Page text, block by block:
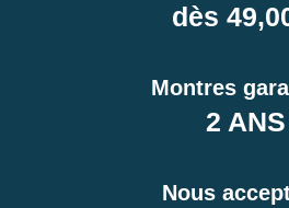
dès
Montres
2 ANS
Nous